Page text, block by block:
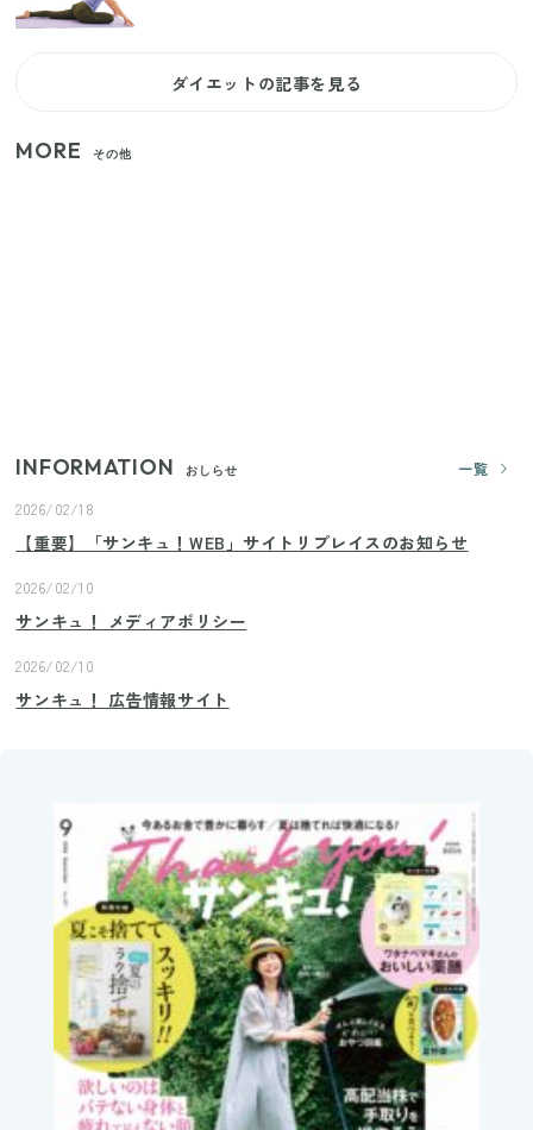
ダイエットの記事を見る
MORE その他
INFORMATION おしらせ
一覧
2026/02/18
【重要】「サンキュ！WEB」サイトリプレイスのお知らせ
2026/02/10
サンキュ！ メディアポリシー
2026/02/10
サンキュ！ 広告情報サイト